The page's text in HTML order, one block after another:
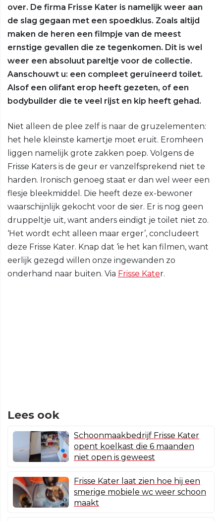
over. De firma Frisse Kater is namelijk weer aan
de slag gegaan met een spoedklus. Zoals altijd
maken de heren een filmpje van de meest
ernstige gevallen die ze tegenkomen. Dit is wel
weer een absoluut pareltje voor de collectie.
Aanschouwt u: een compleet geruïneerd toilet.
Alsof een olifant erop heeft gezeten, of een
bodybuilder die te veel rijst en kip heeft gehad.
Niet alleen de plee zelf is naar de gruzelementen:
het hele kleinste kamertje moet eruit. Eromheen
liggen namelijk grote zakken poep. Volgens de
Frisse Katers is de geur er vanzelfsprekend niet te
harden. Ironisch genoeg staat er dan wel weer een
flesje bleekmiddel. Die heeft deze ex-bewoner
waarschijnlijk gekocht voor de sier. Er is nog geen
druppeltje uit, want anders eindigt je toilet niet zo.
‘Het wordt echt alleen maar erger’, concludeert
deze Frisse Kater. Knap dat ‘ie het kan filmen, want
eerlijk gezegd willen onze ingewanden zo
onderhand naar buiten. Via Frisse Kater.
Lees ook
Schoonmaakbedrijf Frisse Kater
opent koelkast die 6 maanden
niet open is geweest
Frisse Kater laat zien hoe hij een
smerige mobiele wc weer schoon
maakt